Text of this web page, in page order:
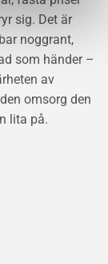
sig. Det är
noggrant,
som händer –
av
omsorg den
lita på.